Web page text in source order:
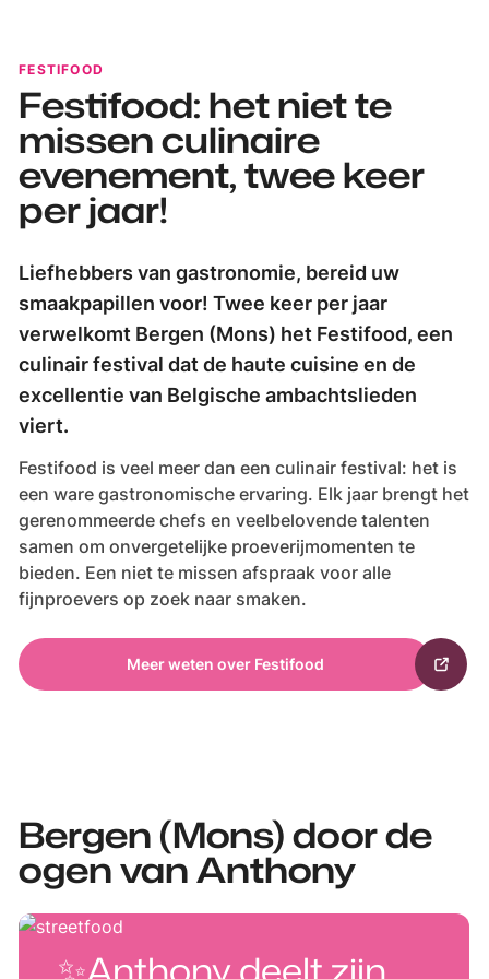
FESTIFOOD
Festifood: het niet te
missen culinaire
evenement, twee keer
per jaar!
Liefhebbers van gastronomie, bereid uw
smaakpapillen voor! Twee keer per jaar
verwelkomt Bergen (Mons) het Festifood, een
culinair festival dat de haute cuisine en de
excellentie van Belgische ambachtslieden
viert.
Festifood is veel meer dan een culinair festival: het is
een ware gastronomische ervaring. Elk jaar brengt het
gerenommeerde chefs en veelbelovende talenten
samen om onvergetelijke proeverijmomenten te
bieden. Een niet te missen afspraak voor alle
fijnproevers op zoek naar smaken.
Meer weten over Festifood
Bergen (Mons) door de
ogen van Anthony